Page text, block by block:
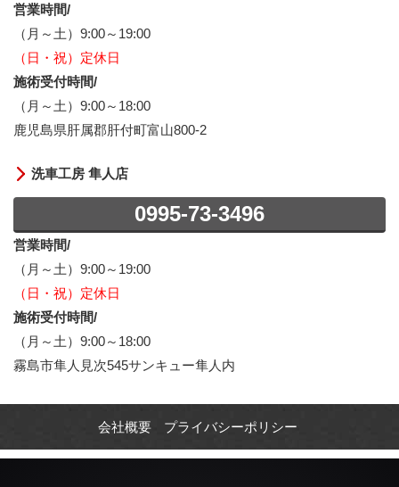
営業時間/
（月～土）9:00～19:00
（日・祝）定休日
施術受付時間/
（月～土）9:00～18:00
鹿児島県肝属郡肝付町富山800-2
洗車工房 隼人店
0995-73-3496
営業時間/
（月～土）9:00～19:00
（日・祝）定休日
施術受付時間/
（月～土）9:00～18:00
霧島市隼人見次545サンキュー隼人内
会社概要 プライバシーポリシー